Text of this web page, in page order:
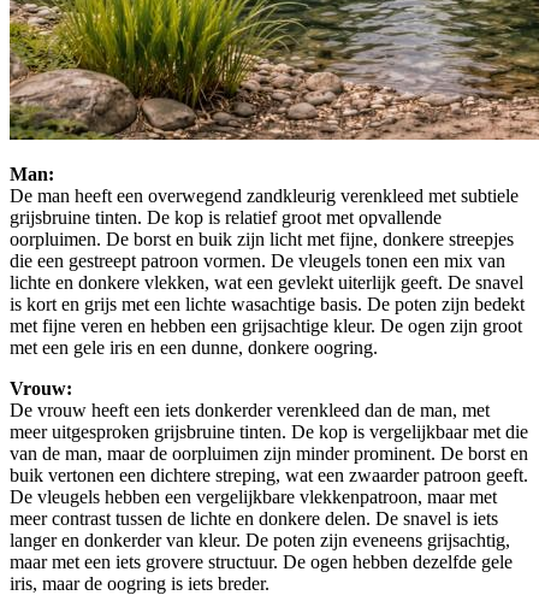
Man:
De man heeft een overwegend zandkleurig verenkleed met subtiele
grijsbruine tinten. De kop is relatief groot met opvallende
oorpluimen. De borst en buik zijn licht met fijne, donkere streepjes
die een gestreept patroon vormen. De vleugels tonen een mix van
lichte en donkere vlekken, wat een gevlekt uiterlijk geeft. De snavel
is kort en grijs met een lichte wasachtige basis. De poten zijn bedekt
met fijne veren en hebben een grijsachtige kleur. De ogen zijn groot
met een gele iris en een dunne, donkere oogring.
Vrouw:
De vrouw heeft een iets donkerder verenkleed dan de man, met
meer uitgesproken grijsbruine tinten. De kop is vergelijkbaar met die
van de man, maar de oorpluimen zijn minder prominent. De borst en
buik vertonen een dichtere streping, wat een zwaarder patroon geeft.
De vleugels hebben een vergelijkbare vlekkenpatroon, maar met
meer contrast tussen de lichte en donkere delen. De snavel is iets
langer en donkerder van kleur. De poten zijn eveneens grijsachtig,
maar met een iets grovere structuur. De ogen hebben dezelfde gele
iris, maar de oogring is iets breder.